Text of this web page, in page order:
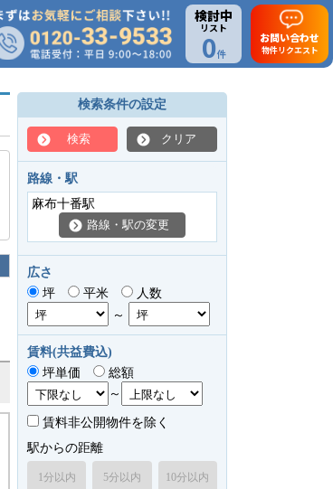
検討中
リスト
0件
お問い合わせ
物件リクエスト
検索条件の設定
検索 クリア
路線・駅
麻布十番駅
路線・駅の変更
広さ
坪
平米
人数
～
賃料(共益費込)
坪単価
総額
～
賃料非公開物件を除く
駅からの距離
1分以内 5分以内 10分以内